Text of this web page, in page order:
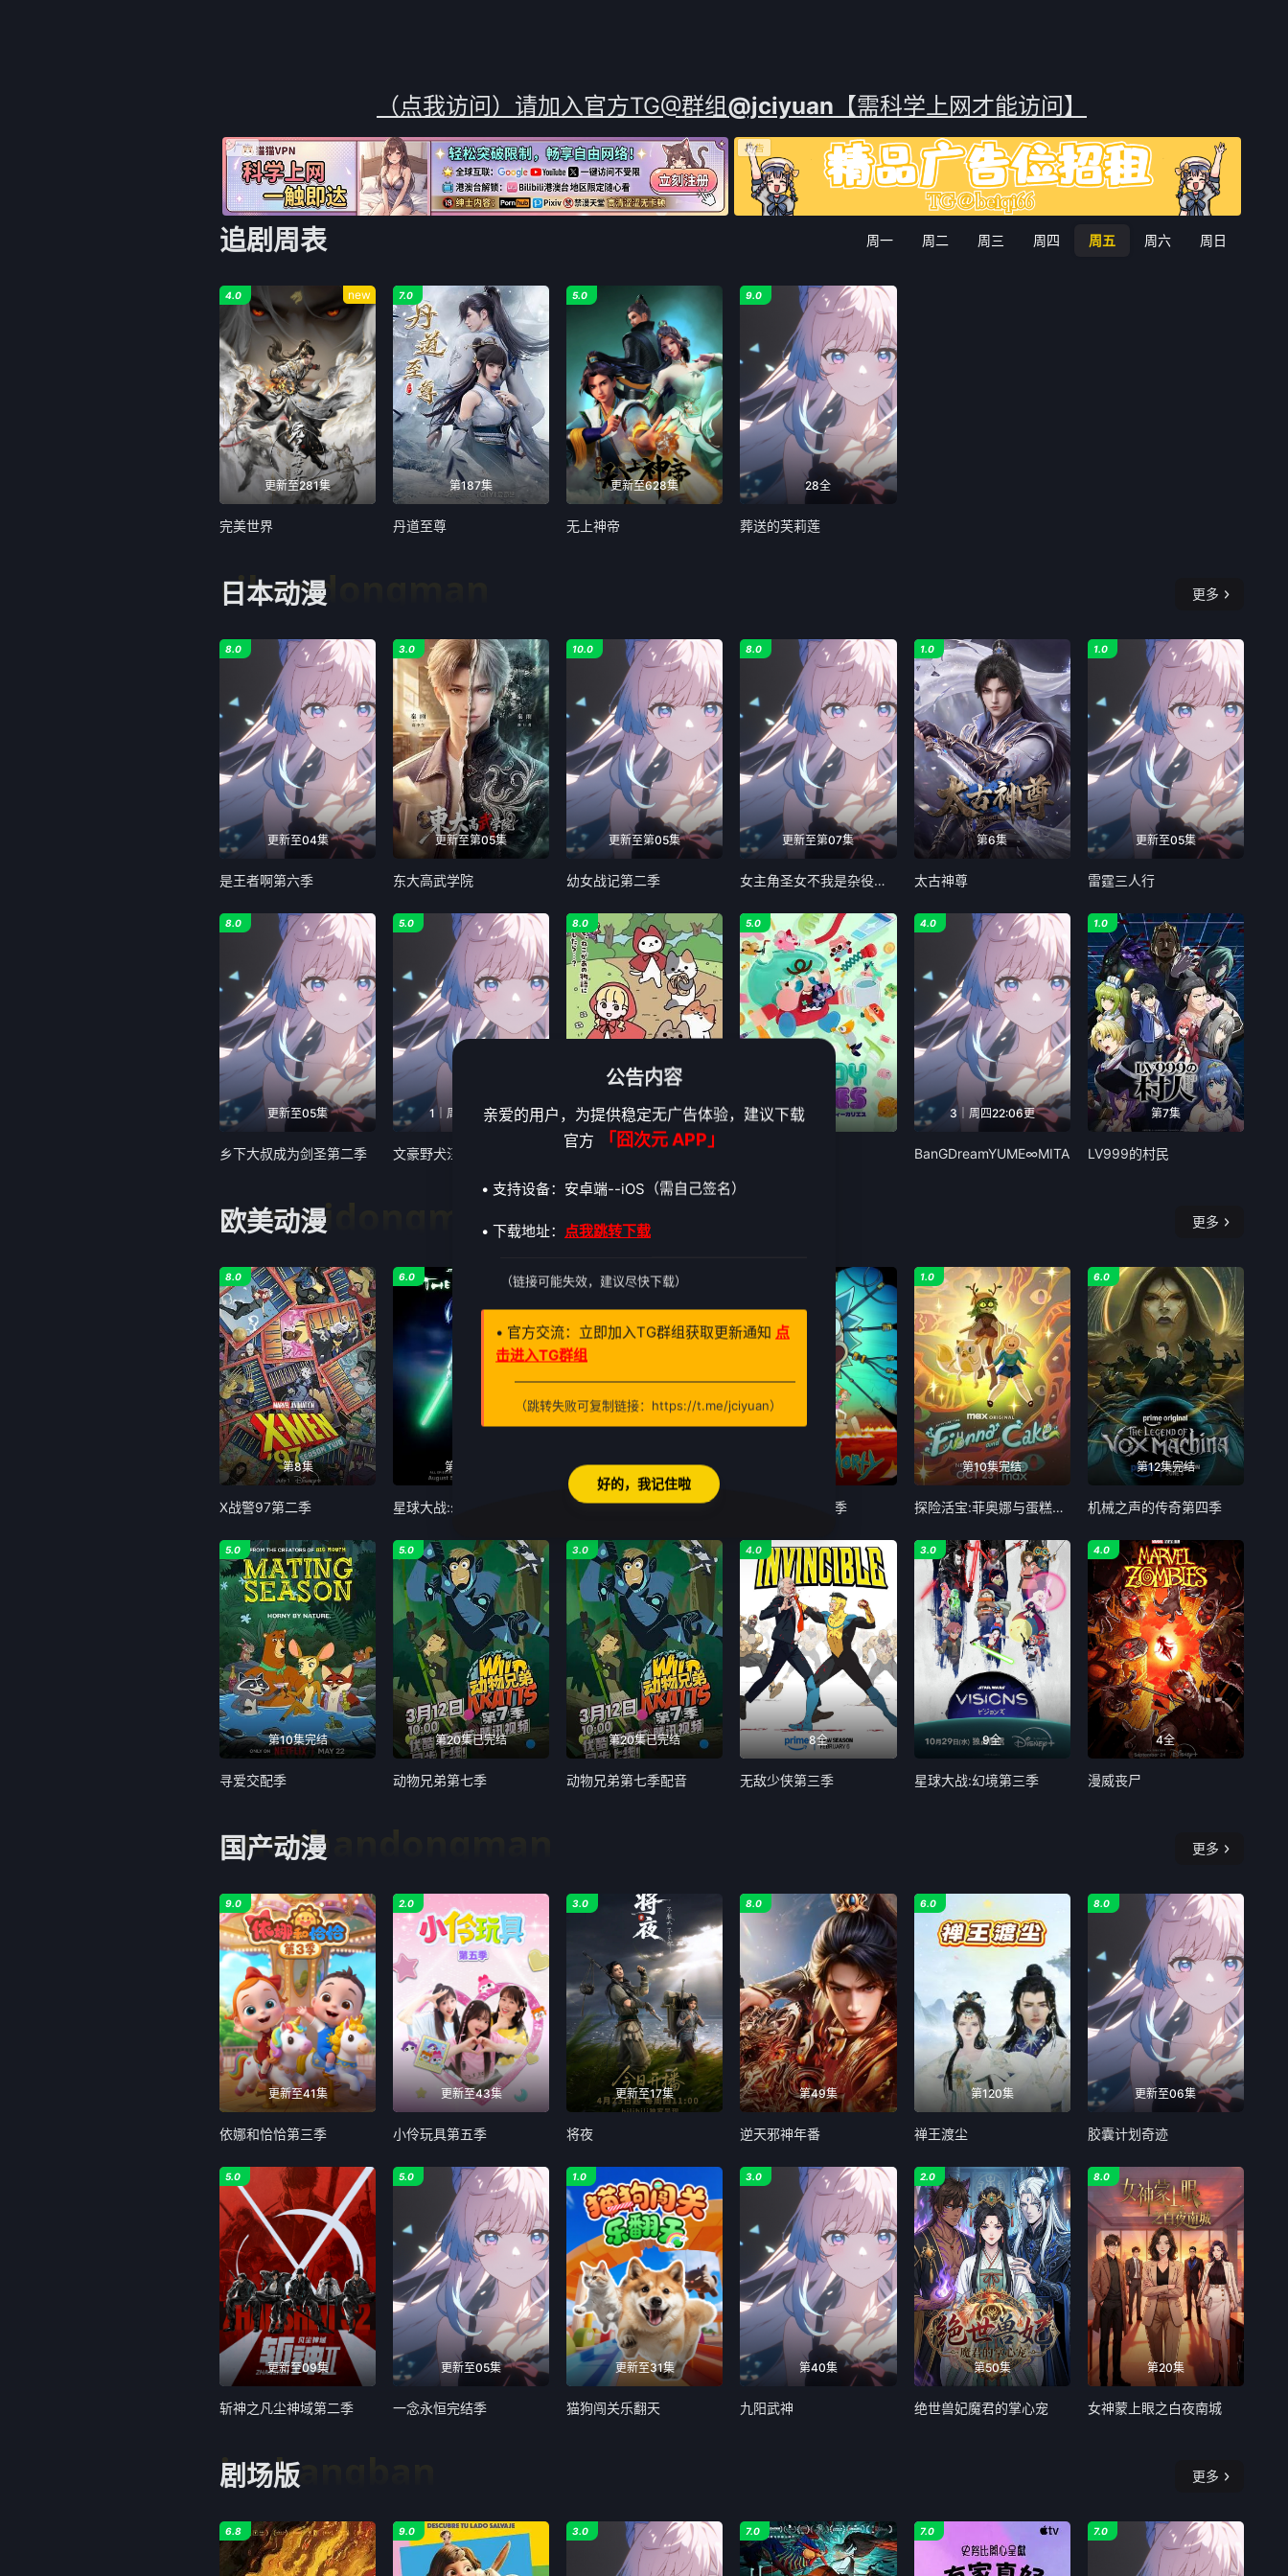
艾冉的弟子、战士──修塔尔
克结伴同行，一同朝向魂魄
安眠之地《奥雷欧尔》前
进。旅程中，与形形色色的
人们相遇交流，并与狡诈的
魔族与魔物展开战斗。有时
有时激烈动荡，有时直击心
（点我访问）请加入官方TG@群组@jciyuan 【需科学上网才能访问】
追剧周表 周一 周二 周三 周四 周五 周六 周日
new
更新至281集
4.0
完美世界
第187集
7.0
丹道至尊
更新至628集
5.0
无上神帝
28全
9.0
葬送的芙莉莲
日本动漫
ribendongman 更多
更新至04集
8.0
是王者啊第六季
更新至第05集
3.0
东大高武学院
更新至第05集
10.0
幼女战记第二季
更新至第07集
8.0
女主角圣女不我是杂役女仆自豪
第6集
1.0
太古神尊
更新至05集
1.0
雷霆三人行
更新至05集
8.0
乡下大叔成为剑圣第二季
1｜周四20:45更
5.0
文豪野犬汪第二季
第43集
8.0
动起来从前有只猫
第17集
5.0
3｜周四22:06更
4.0
BanGDreamYUME∞MITA
第7集
1.0
LV999的村民
欧美动漫
oumeidongman 更多
第8集
8.0
X战警97第二季
第8集完结
6.0
每周一更新·更新至2集
4.0
柯蒂斯总统 瑞克和莫蒂第九季
第10集完结
1.0
探险活宝:菲奥娜与蛋糕第二季
第12集完结
6.0
机械之声的传奇第四季
第10集完结
5.0
寻爱交配季
第20集已完结
5.0
动物兄弟第七季
第20集已完结
3.0
动物兄弟第七季配音
8全
4.0
无敌少侠第三季
9全
3.0
星球大战:幻境第三季
4全
4.0
漫威丧尸
国产动漫
guochandongman 更多
更新至41集
9.0
依娜和恰恰第三季
更新至43集
2.0
小伶玩具第五季
更新至17集
3.0
将夜
第49集
8.0
逆天邪神年番
第120集
6.0
禅王渡尘
更新至06集
8.0
胶囊计划奇迹
更新至09集
5.0
斩神之凡尘神域第二季
更新至05集
5.0
一念永恒完结季
更新至31集
1.0
猫狗闯关乐翻天
第40集
3.0
九阳武神
第50集
2.0
绝世兽妃魔君的掌心宠
第20集
8.0
女神蒙上眼之白夜南城
剧场版
juchangban 更多
6.8 9.0 3.0 7.0 7.0 7.0
公告内容
亲爱的用户，为提供稳定无广告体验，建议下载
官方
「囧次元 APP」
• 支持设备：安卓端--iOS（需自己签名）
• 下载地址： 点我跳转下载
（链接可能失效，建议尽快下载）
• 官方交流：立即加入TG群组获取更新通知 点
击进入TG群组
（跳转失败可复制链接：https://t.me/jciyuan）
好的，我记住啦